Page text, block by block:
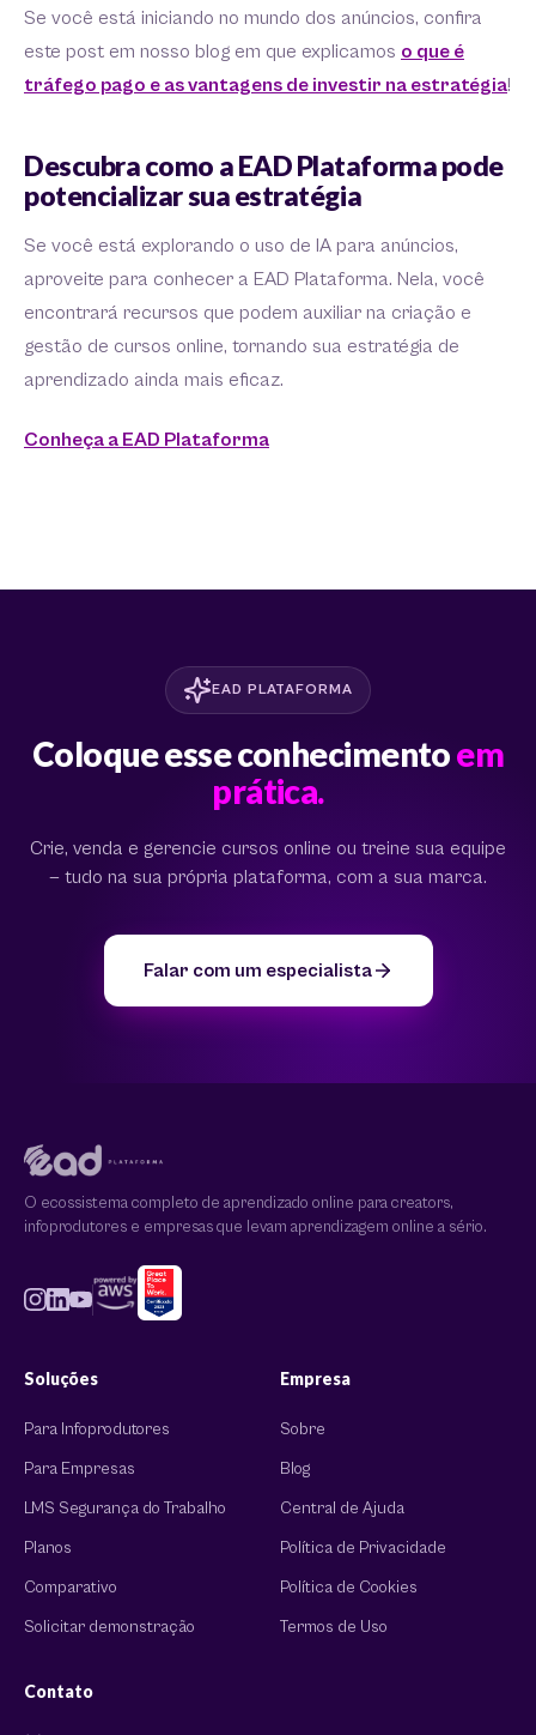
Se você está iniciando no mundo dos anúncios, confira
este post em nosso blog em que explicamos o que é
tráfego pago e as vantagens de investir na estratégia!
Descubra como a EAD Plataforma pode
potencializar sua estratégia
Se você está explorando o uso de IA para anúncios,
aproveite para conhecer a EAD Plataforma. Nela, você
encontrará recursos que podem auxiliar na criação e
gestão de cursos online, tornando sua estratégia de
aprendizado ainda mais eficaz.
Conheça a EAD Plataforma
EAD PLATAFORMA
Coloque esse conhecimentoem
prática.
Crie, venda e gerencie cursos online ou treine sua equipe
— tudo na sua própria plataforma, com a sua marca.
Falar com um especialista
O ecossistema completo de aprendizado online para creators,
infoprodutores e empresas que levam aprendizagem online a sério.
Soluções
Para Infoprodutores
Para Empresas
LMS Segurança do Trabalho
Planos
Comparativo
Solicitar demonstração
Empresa
Sobre
Blog
Central de Ajuda
Política de Privacidade
Política de Cookies
Termos de Uso
Contato